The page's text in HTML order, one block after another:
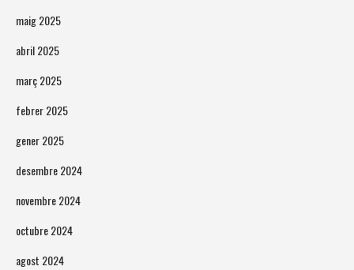
maig 2025
abril 2025
març 2025
febrer 2025
gener 2025
desembre 2024
novembre 2024
octubre 2024
agost 2024